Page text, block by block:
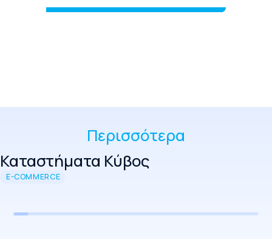
Περισσότερα
Καταστήματα Κύβος
E-COMMERCE